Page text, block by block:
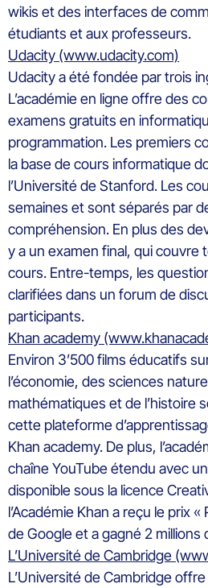
wikis et des interfaces de
étudiants et aux professeurs.
Udacity (www.udacity.com)
Udacity a été fondée par trois
L’académie en ligne offre des
examens gratuits en
programmation. Les premiers
la base de cours informatique
l’Université de Stanford. Les
semaines et sont séparés par
compréhension. En plus des
y a un examen final, qui couvre
cours. Entre-temps, les
clarifiées dans un forum de
participants.
Khan academy
Environ 3’500 films éducatifs
l’économie, des sciences
mathématiques et de l’histoire
cette plateforme
Khan academy. De plus,
chaîne YouTube étendu avec
disponible sous la licence
l’Académie Khan a reçu le prix
de Google et a gagné 2 millions
L’Université de Cambridge
L’Université de Cambridge